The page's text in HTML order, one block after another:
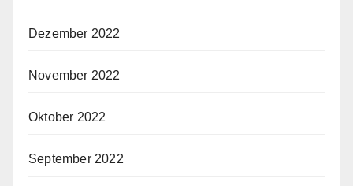
Dezember 2022
November 2022
Oktober 2022
September 2022